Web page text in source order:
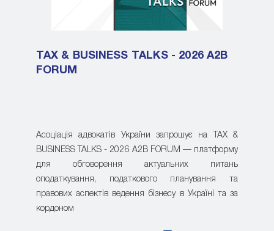
TAX & BUSINESS TALKS - 2026 A2B
FORUM
Асоціація адвокатів України запрошує на TAX &
BUSINESS TALKS - 2026 A2B FORUM — платформу
для обговорення актуальних питань
оподаткування, податкового планування та
правових аспектів ведення бізнесу в Україні та за
кордоном